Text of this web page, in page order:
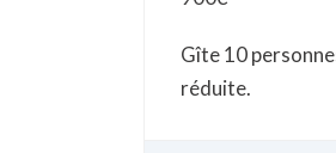
Gîte 10
réduite.